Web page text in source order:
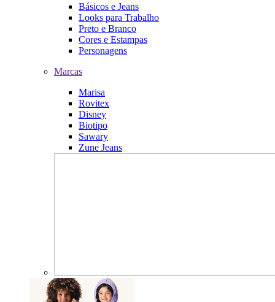
Básicos e Jeans
Looks para Trabalho
Preto e Branco
Cores e Estampas
Personagens
Marcas
Marisa
Rovitex
Disney
Biotipo
Sawary
Zune Jeans